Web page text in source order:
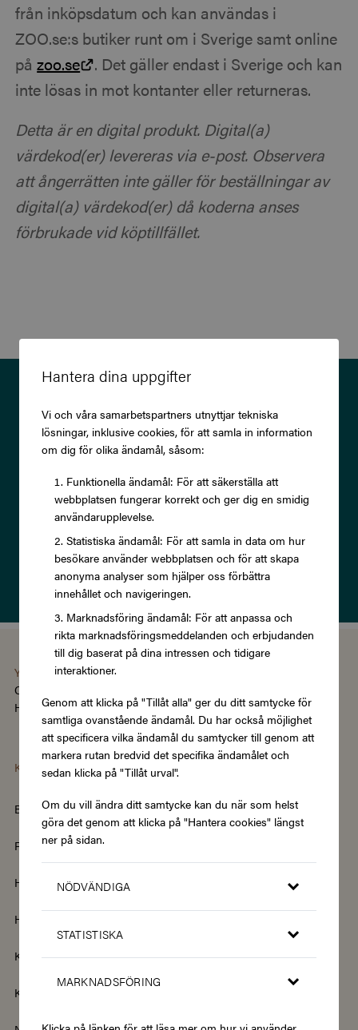
Hantera dina uppgifter
Vi och våra samarbetspartners utnyttjar tekniska
lösningar, inklusive cookies, för att samla in information
om dig för olika ändamål, såsom:
Funktionella ändamål: För att säkerställa att
webbplatsen fungerar korrekt och ger dig en smidig
användarupplevelse.
Statistiska ändamål: För att samla in data om hur
besökare använder webbplatsen och för att skapa
anonyma analyser som hjälper oss förbättra
innehållet och navigeringen.
Marknadsföring ändamål: För att anpassa och
rikta marknadsföringsmeddelanden och erbjudanden
till dig baserat på dina intressen och tidigare
interaktioner.
Genom att klicka på "Tillåt alla" ger du ditt samtycke för
samtliga ovanstående ändamål. Du har också möjlighet
att specificera vilka ändamål du samtycker till genom att
markera rutan bredvid det specifika ändamålet och
sedan klicka på "Tillåt urval".
Om du vill ändra ditt samtycke kan du när som helst
göra det genom att klicka på "Hantera cookies" längst
ner på sidan.
NÖDVÄNDIGA
STATISTISKA
MARKNADSFÖRING
från inköpsdatum och kan användas i
ZOO.se:s butiker runt om i Sverige samt online
påzoo.se
. Det gäller endast i Sverige och kan
inte lösas in mot kontanter eller returneras.
Detta är en digital produkt. Digital(a)
värdekod(er) levereras via e-post. Observera
att ångerrätten inte gäller för beställningar av
digital(a) värdekod(er) då koderna anses
förbrukade vid köptillfället.
Prenumerera på vårt nyhetsbrev
och ta del av exklusiva
erbjudanden och rabatter!
Prenumerera
Läs om vårIntegritetspolicy
You're using the Swedish version of Zupergift
Change language/region
Hantera cookies | Köpvillkor | Tillgänglighet
Kategorier
Barn & Baby Böcker & Magasin
Fordon & Transport
Hem & Trädgård
Hotell & Resor
Kläder & Accessoarer Kultur & Nöje
Kurser